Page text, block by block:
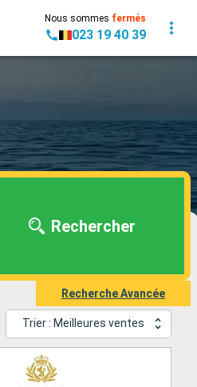
Nous sommes fermés
023 19 40 39
Rechercher
Recherche Avancée
Trier : Meilleures ventes